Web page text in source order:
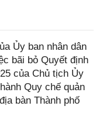
Ủy ban nhân dân
bãi bỏ Quyết định
của Chủ tịch Ủy
Quy chế quản
bàn Thành phố